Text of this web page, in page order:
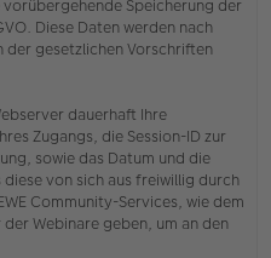
Speicherung der
Diese Daten werden nach
der gesetzlichen Vorschriften
dauerhaft Ihre
Zugangs, die Session-ID zur
sowie das Datum und die
diese von sich aus freiwillig durch
Community-Services, wie dem
Webinare geben, um an den